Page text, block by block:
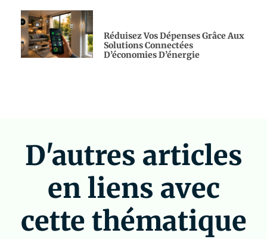
Réduisez Vos Dépenses Grâce Aux
Solutions Connectées
D’économies D’énergie
D'autres articles
en liens avec
cette thématique